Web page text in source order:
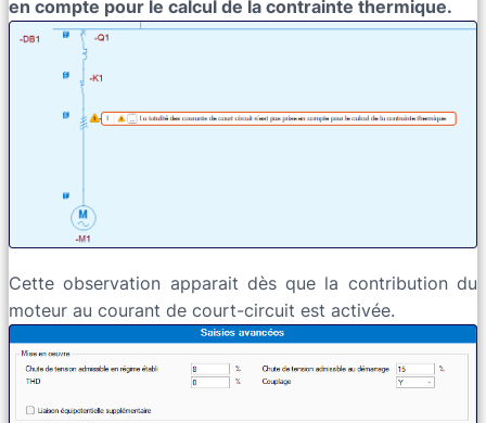
en compte pour le calcul de la contrainte thermique.
Cette observation apparait dès que la contribution du
moteur au courant de court-circuit est activée.